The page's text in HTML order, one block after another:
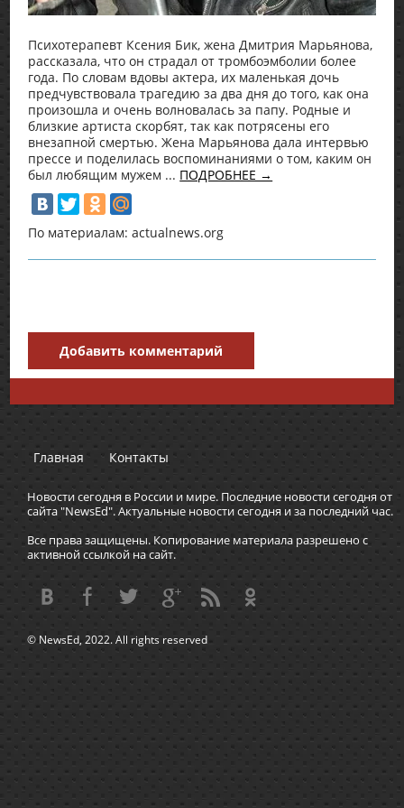
Психотерапевт Ксения Бик, жена Дмитрия Марьянова,
рассказала, что он страдал от тромбоэмболии более
года. По словам вдовы актера, их маленькая дочь
предчувствовала трагедию за два дня до того, как она
произошла и очень волновалась за папу. Родные и
близкие артиста скорбят, так как потрясены его
внезапной смертью. Жена Марьянова дала интервью
прессе и поделилась воспоминаниями о том, каким он
был любящим мужем ... ПОДРОБНЕЕ →
По материалам: actualnews.org
Добавить комментарий
Главная Контакты
Новости сегодня в России и мире. Последние новости сегодня от
сайта "NewsEd". Актуальные новости сегодня и за последний час.
Все права защищены. Копирование материала разрешено с
активной ссылкой на сайт.
© NewsEd, 2022. All rights reserved